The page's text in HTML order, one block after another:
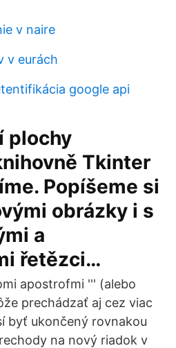
v naire
v eurách
google api
plochy
Tkinter
Popíšeme si
obrázky i s
a
řetězci…
apostrofmi ''' (alebo
prechádzať aj cez viac
byť ukončený rovnakou
na nový riadok v